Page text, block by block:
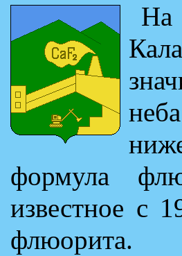
На
формула
известное с
флюорита.